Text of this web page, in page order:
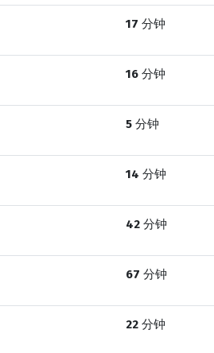
17 分钟
16分钟
5分钟
14 分钟
42分钟
67 分钟
22分钟